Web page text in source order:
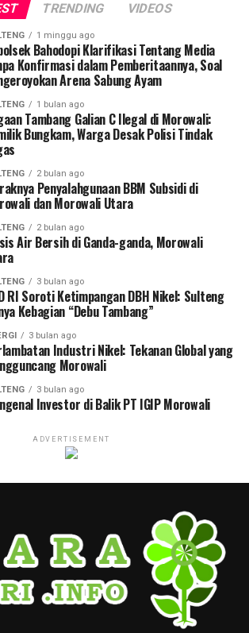
TRENDING VIDEOS
1 minggu ago
Bahodopi Klarifikasi Tentang Media
Konfirmasi dalam Pemberitaannya, Soal
Arena Sabung Ayam
1 bulan ago
Tambang Galian C Ilegal di Morowali:
Bungkam, Warga Desak Polisi Tindak
2 bulan ago
Penyalahgunaan BBM Subsidi di
dan Morowali Utara
2 bulan ago
Air Bersih di Ganda-ganda, Morowali
3 bulan ago
RI Soroti Ketimpangan DBH Nikel: Sulteng
Kebagian “Debu Tambang”
3 bulan ago
Industri Nikel: Tekanan Global yang
Morowali
3 bulan ago
Investor di Balik PT IGIP Morowali
ADVERTISEMENT